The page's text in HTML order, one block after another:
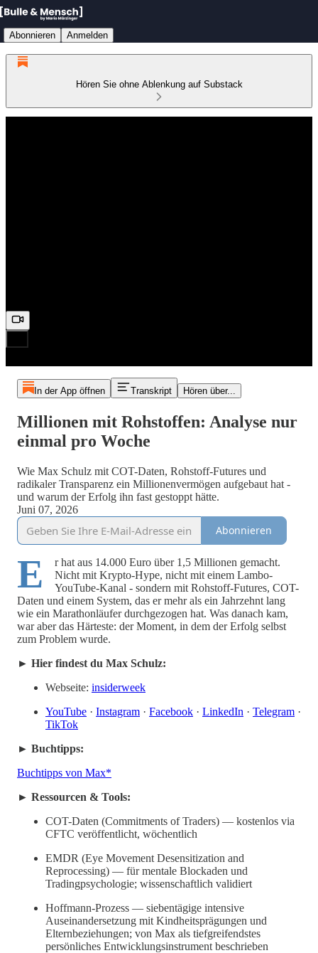
Abonnieren Anmelden
Hören Sie ohne Ablenkung auf Substack
In der App öffnen Transkript Hören über...
Millionen mit Rohstoffen: Analyse nur
einmal pro Woche
Wie Max Schulz mit COT-Daten, Rohstoff-Futures und
radikaler Transparenz ein Millionenvermögen aufgebaut hat -
und warum der Erfolg ihn fast gestoppt hätte.
Juni 07, 2026
Abonnieren
E
r hat aus 14.000 Euro über 1,5 Millionen gemacht.
Nicht mit Krypto-Hype, nicht mit einem Lambo-
YouTube-Kanal - sondern mit Rohstoff-Futures, COT-
Daten und einem System, das er mehr als ein Jahrzehnt lang
wie ein Marathonläufer durchgezogen hat. Was danach kam,
war aber das Härteste: der Moment, in dem der Erfolg selbst
zum Problem wurde.
► Hier findest du Max Schulz:
Webseite: insiderweek
YouTube · Instagram · Facebook · LinkedIn · Telegram ·
TikTok
► Buchtipps:
Buchtipps von Max*
► Ressourcen & Tools:
COT-Daten (Commitments of Traders) — kostenlos via
CFTC veröffentlicht, wöchentlich
EMDR (Eye Movement Desensitization and
Reprocessing) — für mentale Blockaden und
Tradingpsychologie; wissenschaftlich validiert
Hoffmann-Prozess — siebentägige intensive
Auseinandersetzung mit Kindheitsprägungen und
Elternbeziehungen; von Max als tiefgreifendstes
persönliches Entwicklungsinstrument beschrieben